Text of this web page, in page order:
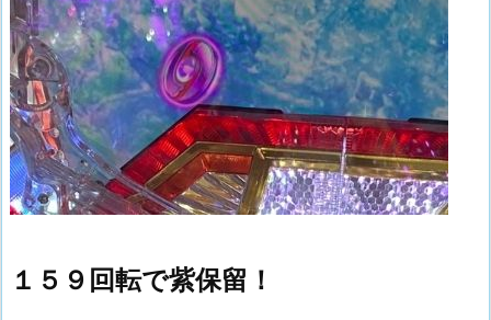
１５９回転で紫保留！